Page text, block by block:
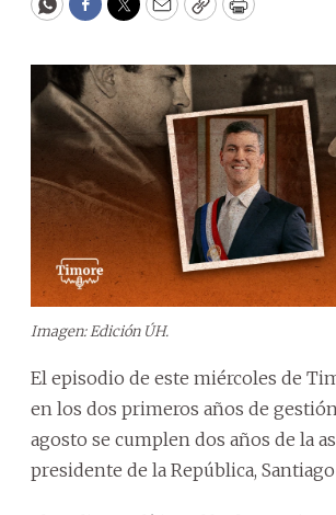
WhatsApp
Facebook
Twitter
EmailCopyPrint
Imagen: Edición ÚH.
El episodio de este miércoles de
en los dos primeros años de
agosto se cumplen dos años de la
presidente de la República, Santiago